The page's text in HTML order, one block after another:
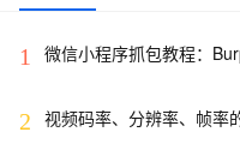
1 微信小程序抓包教程：
2 视频码率、分辨率、帧率